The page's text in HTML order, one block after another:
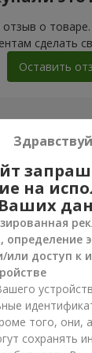
отзыв о
сделать
Оставить
что
5 красных
на
Ваших
определение
или доступ к
того, они,
сохранять